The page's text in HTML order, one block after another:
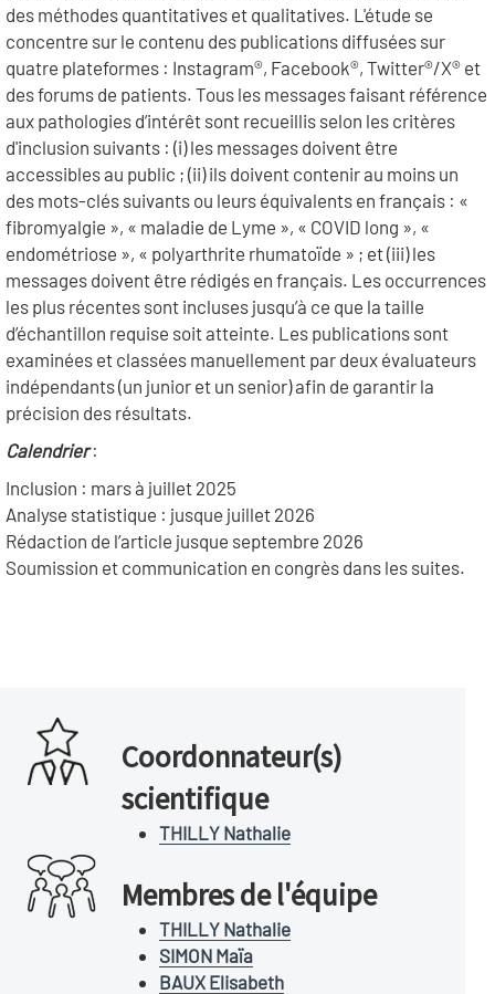
des méthodes quantitatives et qualitatives. L'étude se
concentre sur le contenu des publications diffusées sur
quatre plateformes : Instagram®, Facebook®, Twitter®/X® et
des forums de patients. Tous les messages faisant référence
aux pathologies d’intérêt sont recueillis selon les critères
d'inclusion suivants : (i) les messages doivent être
accessibles au public ; (ii) ils doivent contenir au moins un
des mots-clés suivants ou leurs équivalents en français : «
fibromyalgie », « maladie de Lyme », « COVID long », «
endométriose », « polyarthrite rhumatoïde » ; et (iii) les
messages doivent être rédigés en français. Les occurrences
les plus récentes sont incluses jusqu’à ce que la taille
d’échantillon requise soit atteinte. Les publications sont
examinées et classées manuellement par deux évaluateurs
indépendants (un junior et un senior) afin de garantir la
précision des résultats.
Calendrier:
Inclusion : mars à juillet 2025
Analyse statistique : jusque juillet 2026
Rédaction de l’article jusque septembre 2026
Soumission et communication en congrès dans les suites.
Coordonnateur(s)
scientifique
THILLY Nathalie
Membres de l'équipe
THILLY Nathalie
SIMON Maïa
BAUX Elisabeth